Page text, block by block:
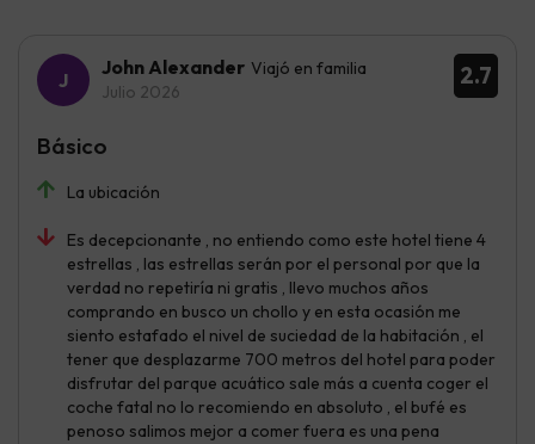
2.7
John Alexander Viajó en familia
Julio 2026
La ubicación
Es decepcionante , no entiendo como este hotel tiene 4
estrellas , las estrellas serán por el personal por que la
verdad no repetiría ni gratis , llevo muchos años
comprando en busco un chollo y en esta ocasión me
siento estafado el nivel de suciedad de la habitación , el
tener que desplazarme 700 metros del hotel para poder
disfrutar del parque acuático sale más a cuenta coger el
coche fatal no lo recomiendo en absoluto , el bufé es
penoso salimos mejor a comer fuera es una pena
Básico